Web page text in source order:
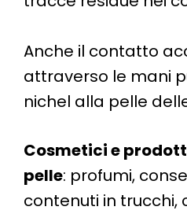
Anche il contatto
attraverso le mani
nichel alla pelle
Cosmetici e
pelle: profumi,
contenuti in trucchi,